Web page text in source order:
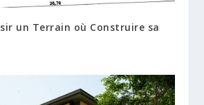
un Terrain où Construire sa